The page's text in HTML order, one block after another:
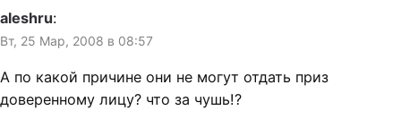
aleshru:
Вт, 25 Мар, 2008 в 08:57
А по какой причине они не могут отдать приз
доверенному лицу? что за чушь!?